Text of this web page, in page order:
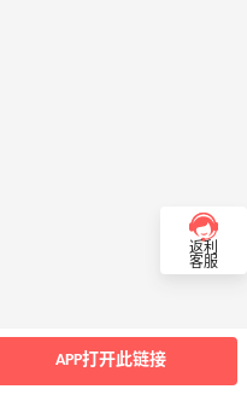
返利
客服
APP打开此链接